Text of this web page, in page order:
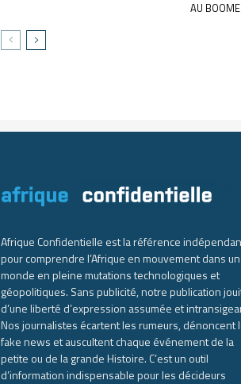
AU
Afrique Confidentielle est la référence
pour comprendre l’Afrique en mouvement dans un
monde en pleine mutations technologiques et
géopolitiques. Sans publicité, notre publication
d’une liberté d’expression assumée et
Nos journalistes écartent les rumeurs, dénoncent
fake news et auscultent chaque événement de la
petite ou de la grande Histoire. C’est un outil
d’information indispensable pour les décideurs